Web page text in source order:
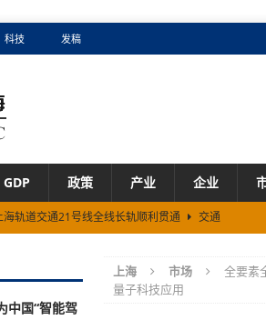
科技 发稿
GDP 政策 产业 企业
新天地“偶遇”非遗鱼汤面！东台西溪文旅新落子
海市一体化示范区上半年GDP增6.3% 规上工业总产
海市促进民营经济发展“十五五”规划发布 梯度培育 促
上海 市场
全要素
量子科技应用
中国“智能驾